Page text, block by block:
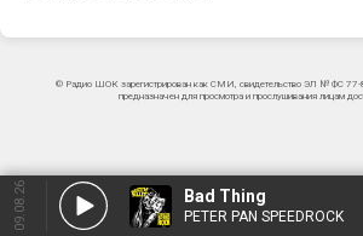
© Радио ШОК зарегистрирован как СМИ, свидетельство ЭЛ № ФС 77-
предназначен для просмотра и прослушивания лицам
09.08.26 Bad Thing
PETER PAN SPEEDROCK